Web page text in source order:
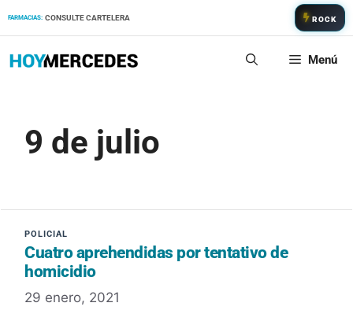
FARMACIAS: CONSULTE CARTELERA ROCK
Menú
9 de julio
Cuatro aprehendidas por tentativo de
homicidio
29 enero, 2021